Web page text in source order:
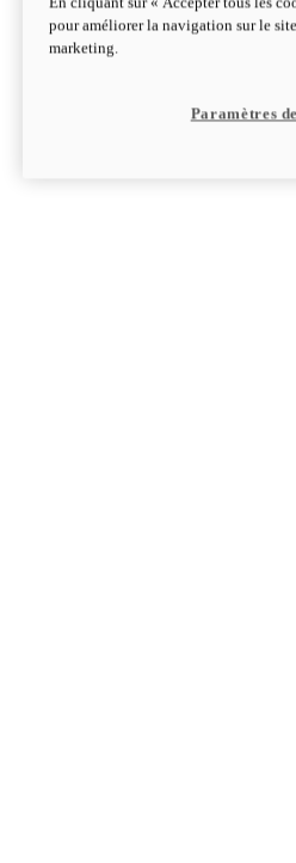
Hypermotard V2
Découvrez-le
pour améliorer la navigation sur le
marketing.
Paramètres